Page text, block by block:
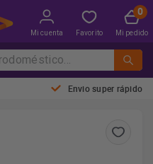
Mi cuenta Favorito Mi pedido
Envio super rápido